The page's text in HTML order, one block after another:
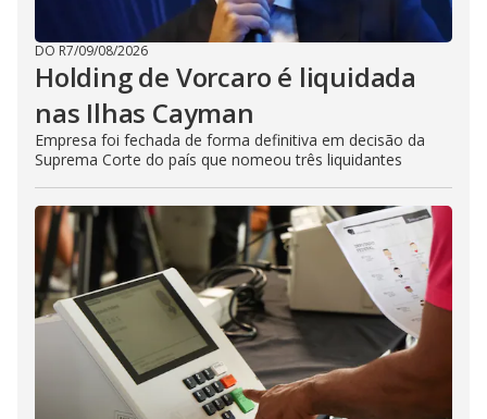
DO R7/09/08/2026
Holding de Vorcaro é liquidada
nas Ilhas Cayman
Empresa foi fechada de forma definitiva em decisão da
Suprema Corte do país que nomeou três liquidantes